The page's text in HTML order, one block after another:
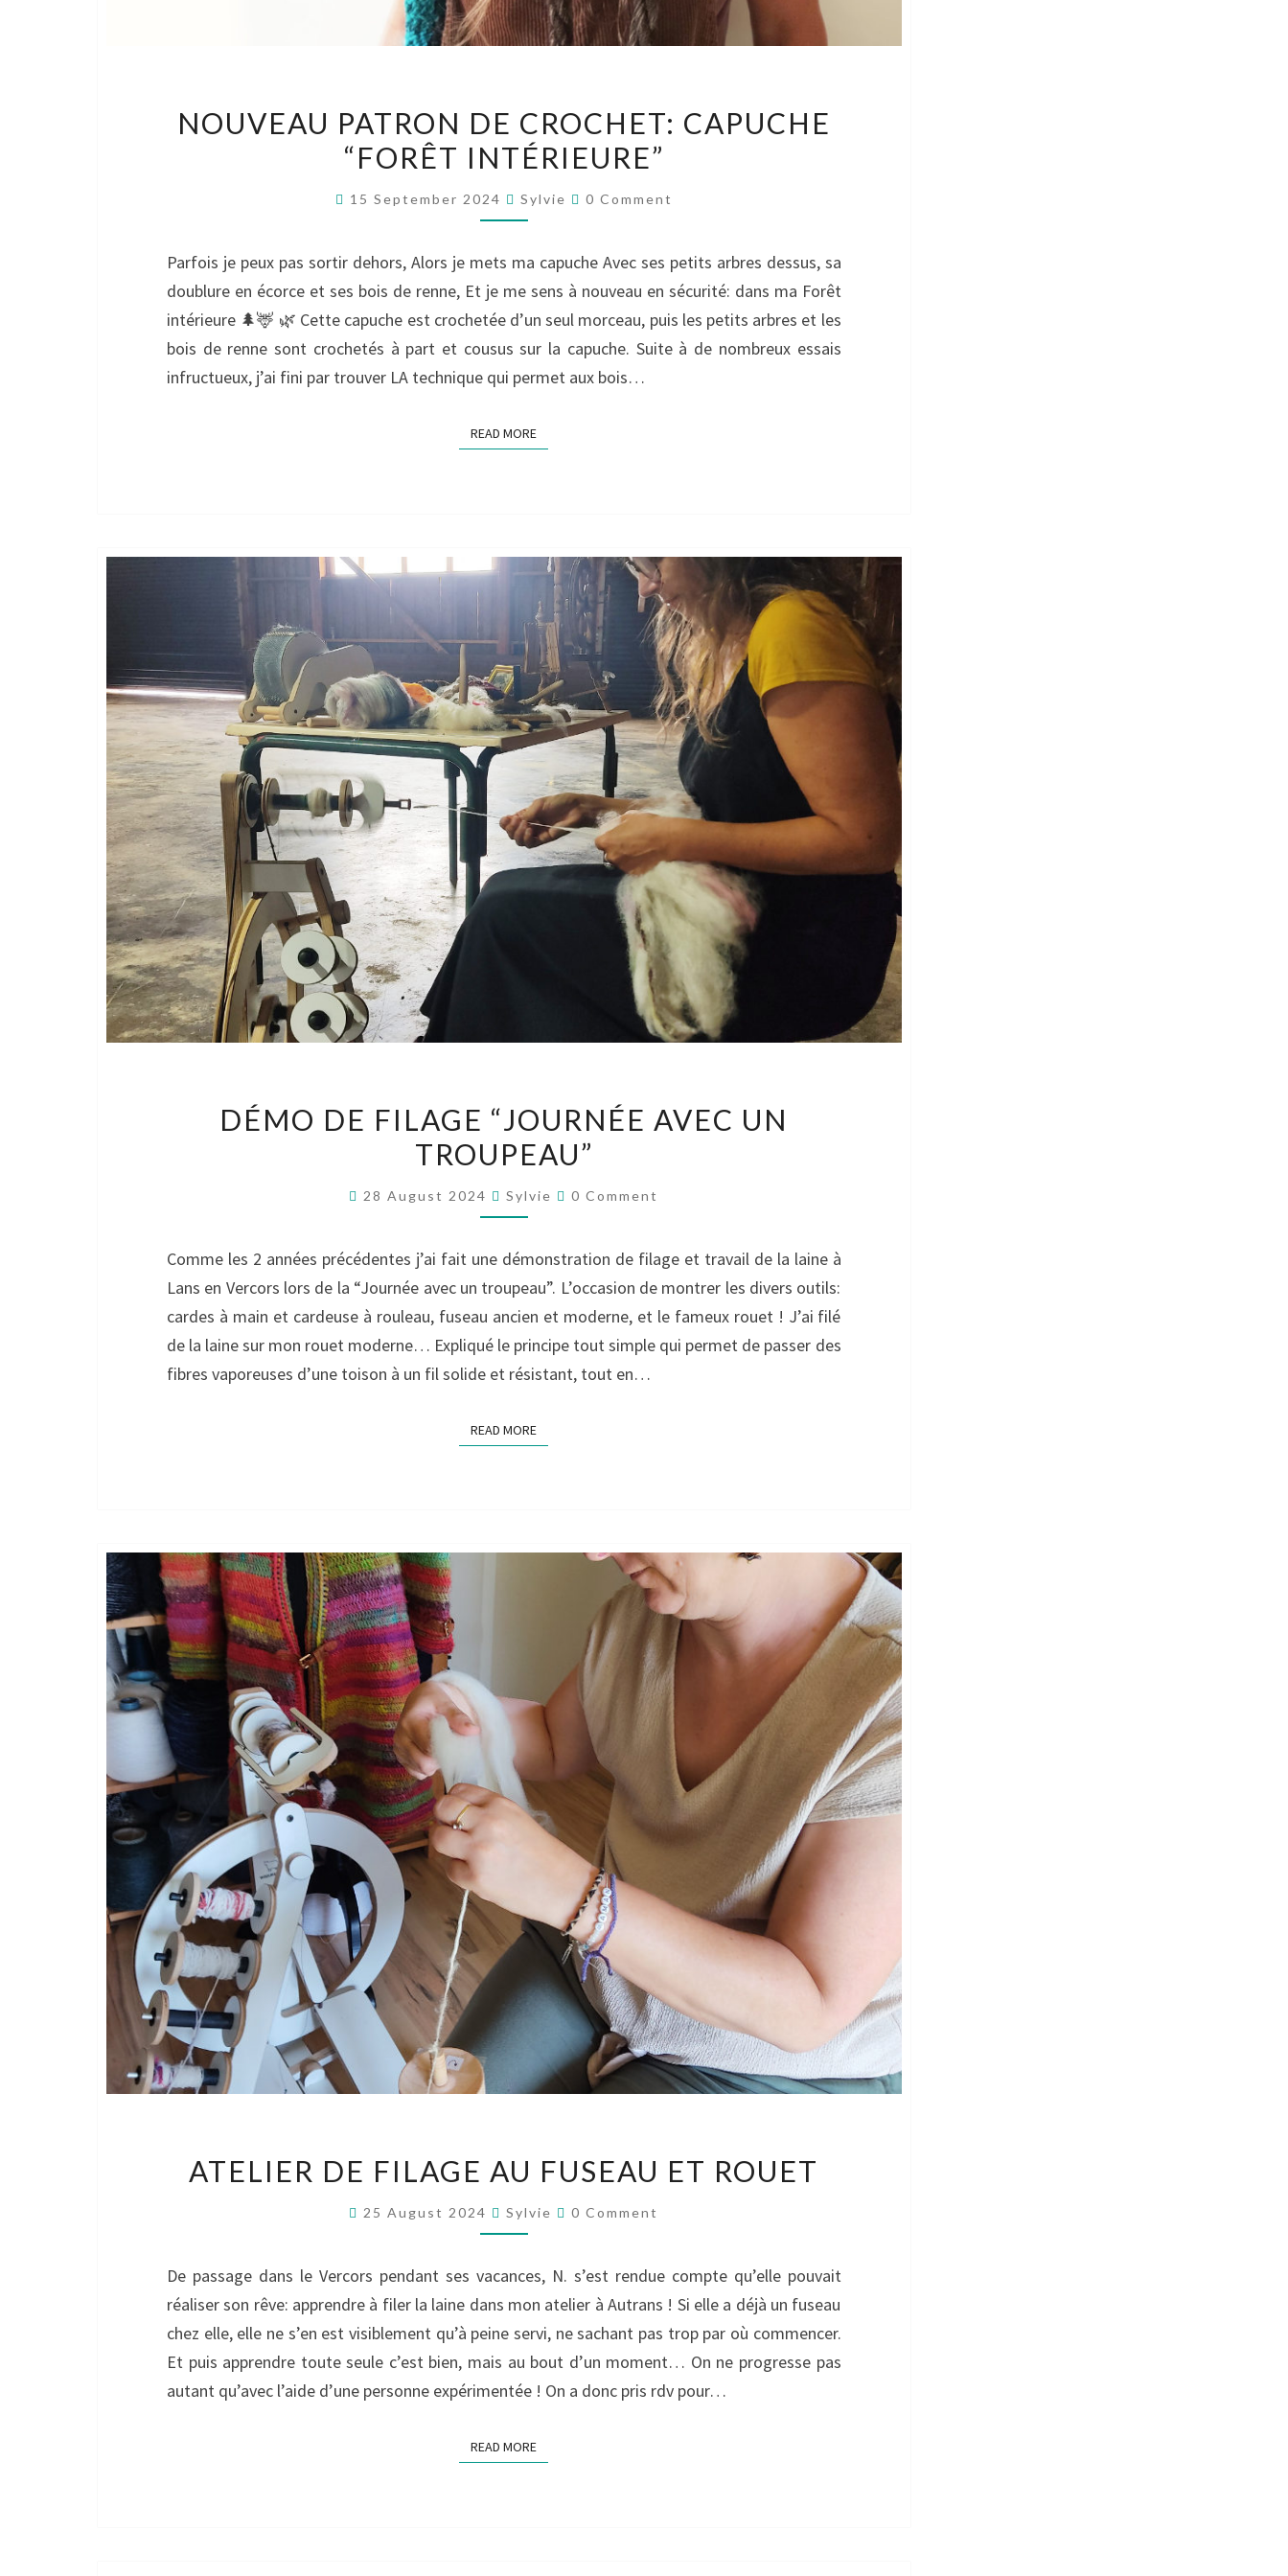
PATRON
DE
CAPUCHE
INTÉRIEURE”
NOUVEAU PATRON DE CROCHET: CAPUCHE
“FORÊT INTÉRIEURE”
15 September 2024 Sylvie Comments
0 Comment
Parfois je peux pas sortir dehors, Alors je mets ma capuche Avec ses petits arbres dessus, sa
doublure en écorce et ses bois de renne, Et je me sens à nouveau en sécurité: dans ma Forêt
intérieure 🌲🦌 🌿 Cette capuche est crochetée d’un seul morceau, puis les petits arbres et les
bois de renne sont crochetés à part et cousus sur la capuche. Suite à de nombreux essais
infructueux, j’ai fini par trouver LA technique qui permet aux bois…
READ MOREREAD MORE
DE
FILAGE
AVEC
TROUPEAU”
DÉMO DE FILAGE “JOURNÉE AVEC UN
TROUPEAU”
28 August 2024 Sylvie Comments
0 Comment
Comme les 2 années précédentes j’ai fait une démonstration de filage et travail de la laine à
Lans en Vercors lors de la “Journée avec un troupeau”. L’occasion de montrer les divers outils:
cardes à main et cardeuse à rouleau, fuseau ancien et moderne, et le fameux rouet ! J’ai filé
de la laine sur mon rouet moderne… Expliqué le principe tout simple qui permet de passer des
fibres vaporeuses d’une toison à un fil solide et résistant, tout en…
READ MOREREAD MORE
DE
FILAGE
AU
ATELIER DE FILAGE AU FUSEAU ET ROUET
25 August 2024 Sylvie Comments
0 Comment
De passage dans le Vercors pendant ses vacances, N. s’est rendue compte qu’elle pouvait
réaliser son rêve: apprendre à filer la laine dans mon atelier à Autrans ! Si elle a déjà un fuseau
chez elle, elle ne s’en est visiblement qu’à peine servi, ne sachant pas trop par où commencer.
Et puis apprendre toute seule c’est bien, mais au bout d’un moment… On ne progresse pas
autant qu’avec l’aide d’une personne expérimentée ! On a donc pris rdv pour…
READ MOREREAD MORE